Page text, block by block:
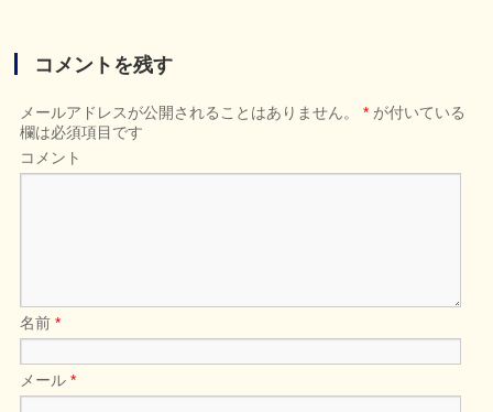
コメントを残す
メールアドレスが公開されることはありません。 * が付いている
欄は必須項目です
コメント
名前*
メール*